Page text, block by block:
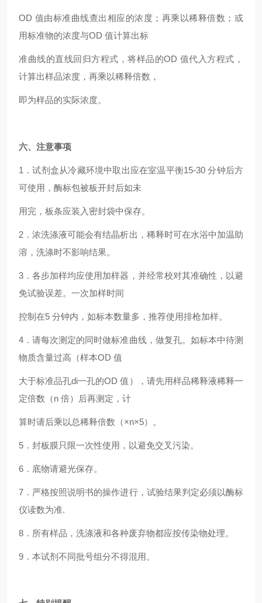
OD 值由标准曲线查出相应的浓度；再乘以稀释倍数；或
用标准物的浓度与OD 值计算出标
准曲线的直线回归方程式，将样品的OD 值代入方程式，
计算出样品浓度，再乘以稀释倍数，
即为样品的实际浓度。
六、注意事项
1．试剂盒从冷藏环境中取出应在室温平衡15-30 分钟后方
可使用，酶标包被板开封后如未
用完，板条应装入密封袋中保存。
2．浓洗涤液可能会有结晶析出，稀释时可在水浴中加温助
溶，洗涤时不影响结果。
3．各步加样均应使用加样器，并经常校对其准确性，以避
免试验误差。一次加样时间
控制在5 分钟内，如标本数量多，推荐使用排枪加样。
4．请每次测定的同时做标准曲线，做复孔。如标本中待测
物质含量过高（样本OD 值
大于标准品孔di一孔的OD 值），请先用样品稀释液稀释一
定倍数（n 倍）后再测定，计
算时请后乘以总稀释倍数（×n×5）。
5．封板膜只限一次性使用，以避免交叉污染。
6．底物请避光保存。
7．严格按照说明书的操作进行，试验结果判定必须以酶标
仪读数为准.
8．所有样品，洗涤液和各种废弃物都应按传染物处理。
9．本试剂不同批号组分不得混用。